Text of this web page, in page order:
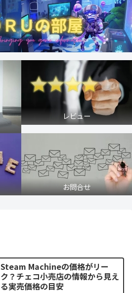
レビュー
お問合せ
Steam Machineの価格がリー
ク？チェコ小売店の情報から見え
る実売価格の目安